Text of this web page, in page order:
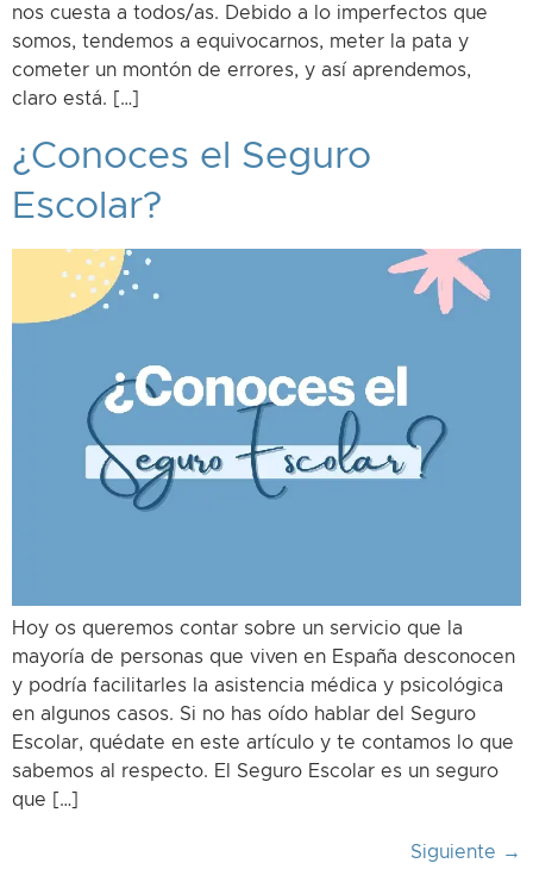
nos cuesta a todos/as. Debido a lo imperfectos que
somos, tendemos a equivocarnos, meter la pata y
cometer un montón de errores, y así aprendemos,
claro está. […]
¿Conoces el Seguro
Escolar?
Hoy os queremos contar sobre un servicio que la
mayoría de personas que viven en España desconocen
y podría facilitarles la asistencia médica y psicológica
en algunos casos. Si no has oído hablar del Seguro
Escolar, quédate en este artículo y te contamos lo que
sabemos al respecto. El Seguro Escolar es un seguro
que […]
Siguiente →